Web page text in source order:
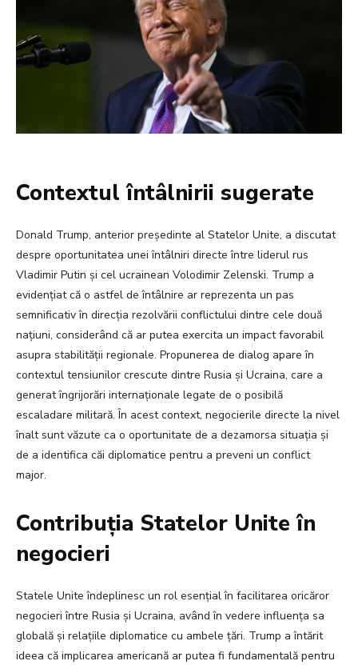
Contextul întâlnirii sugerate
Donald Trump, anterior președinte al Statelor Unite, a discutat
despre oportunitatea unei întâlniri directe între liderul rus
Vladimir Putin și cel ucrainean Volodimir Zelenski. Trump a
evidențiat că o astfel de întâlnire ar reprezenta un pas
semnificativ în direcția rezolvării conflictului dintre cele două
națiuni, considerând că ar putea exercita un impact favorabil
asupra stabilității regionale. Propunerea de dialog apare în
contextul tensiunilor crescute dintre Rusia și Ucraina, care a
generat îngrijorări internaționale legate de o posibilă
escaladare militară. În acest context, negocierile directe la nivel
înalt sunt văzute ca o oportunitate de a dezamorsa situația și
de a identifica căi diplomatice pentru a preveni un conflict
major.
Contribuția Statelor Unite în
negocieri
Statele Unite îndeplinesc un rol esențial în facilitarea oricăror
negocieri între Rusia și Ucraina, având în vedere influența sa
globală și relațiile diplomatice cu ambele țări. Trump a întărit
ideea că implicarea americană ar putea fi fundamentală pentru